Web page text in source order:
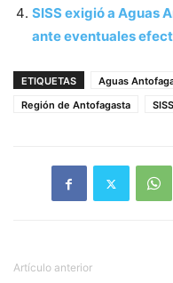
SISS exigió a Aguas
ante eventuales
ETIQUETAS Aguas
Región de Antofagasta
SISS
Artículo anterior